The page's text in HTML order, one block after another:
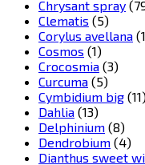
Chrysant spray
Clematis (5)
Corylus avellana
Cosmos (1)
Crocosmia (3)
Curcuma (5)
Cymbidium big (11)
Dahlia (13)
Delphinium (8)
Dendrobium (4)
Dianthus sweet